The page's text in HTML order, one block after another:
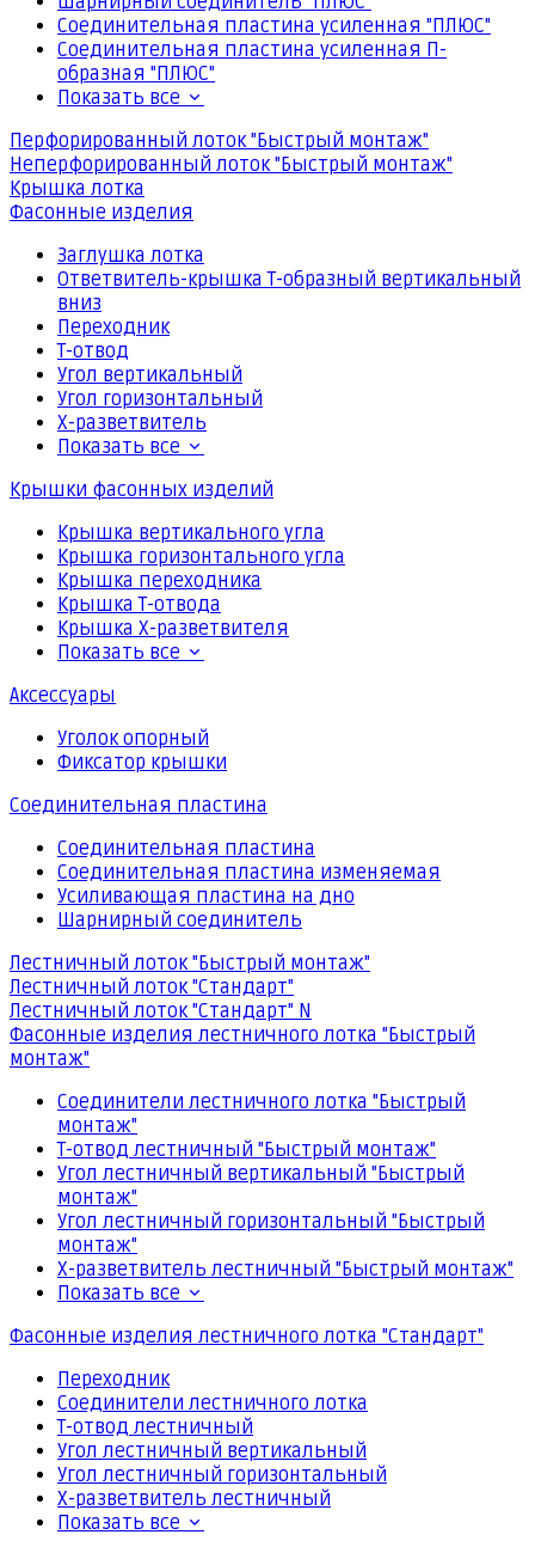
Соединительная пластина усиленная "ПЛЮС"
Соединительная пластина усиленная П-
образная "ПЛЮС"
Показать все
Перфорированный лоток "Быстрый монтаж"
Неперфорированный лоток "Быстрый монтаж"
Крышка лотка
Фасонные изделия
Заглушка лотка
Ответвитель-крышка Т-образный вертикальный
вниз
Переходник
Т-отвод
Угол вертикальный
Угол горизонтальный
Х-разветвитель
Показать все
Крышки фасонных изделий
Крышка вертикального угла
Крышка горизонтального угла
Крышка переходника
Крышка Т-отвода
Крышка Х-разветвителя
Показать все
Аксессуары
Уголок опорный
Фиксатор крышки
Соединительная пластина
Соединительная пластина
Соединительная пластина изменяемая
Усиливающая пластина на дно
Шарнирный соединитель
Лестничный лоток "Быстрый монтаж"
Лестничный лоток "Стандарт"
Лестничный лоток "Стандарт" N
Фасонные изделия лестничного лотка "Быстрый
монтаж"
Соединители лестничного лотка "Быстрый
монтаж"
Т-отвод лестничный "Быстрый монтаж"
Угол лестничный вертикальный "Быстрый
монтаж"
Угол лестничный горизонтальный "Быстрый
монтаж"
Х-разветвитель лестничный "Быстрый монтаж"
Показать все
Фасонные изделия лестничного лотка "Стандарт"
Переходник
Соединители лестничного лотка
Т-отвод лестничный
Угол лестничный вертикальный
Угол лестничный горизонтальный
Х-разветвитель лестничный
Показать все